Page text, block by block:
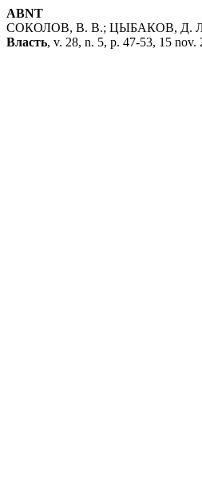
ABNT
СОКОЛОВ, В. В.; ЦЫБАКОВ, Д. Л.
Власть, v. 28, n. 5, p. 47-53, 15 nov.